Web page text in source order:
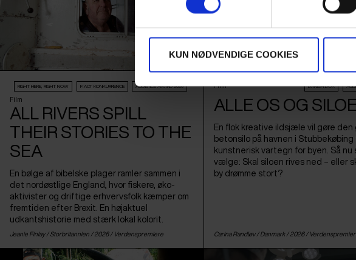
KUN NØDVENDIGE COOKIES
Film
RIGHT HERE, RIGHT NOW F:ACT KONKURRENCE AUDIENCE AWARD 2026
ALL RIVERS SPILL
THEIR STORIES TO THE
SEA
En bølge af bibelske plager ramler sammen i
det nordøstlige England, hvor fiskere, øko-
aktivister og driftige erhvervsfolk kæmper om
fremtiden efter Brexit. En højaktuel
udkantshistorie med stærk lokal kolorit.
Jeanie Finlay / Storbritannien / 2026 / Verdenspremiere
Film DANISH:DOX
ALLE OS OG
En flok kreative ildsjæle vil gøre den
betonsilo på havnen i Stubbekøbing
kunstnerisk vartegn for byen. Så nu
vælge: Skal siloen rives ned – eller
by drømme stort?
Carina Randløv / Danmark/ 2026 /